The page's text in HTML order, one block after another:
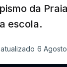
da
escola.
atualizado 6